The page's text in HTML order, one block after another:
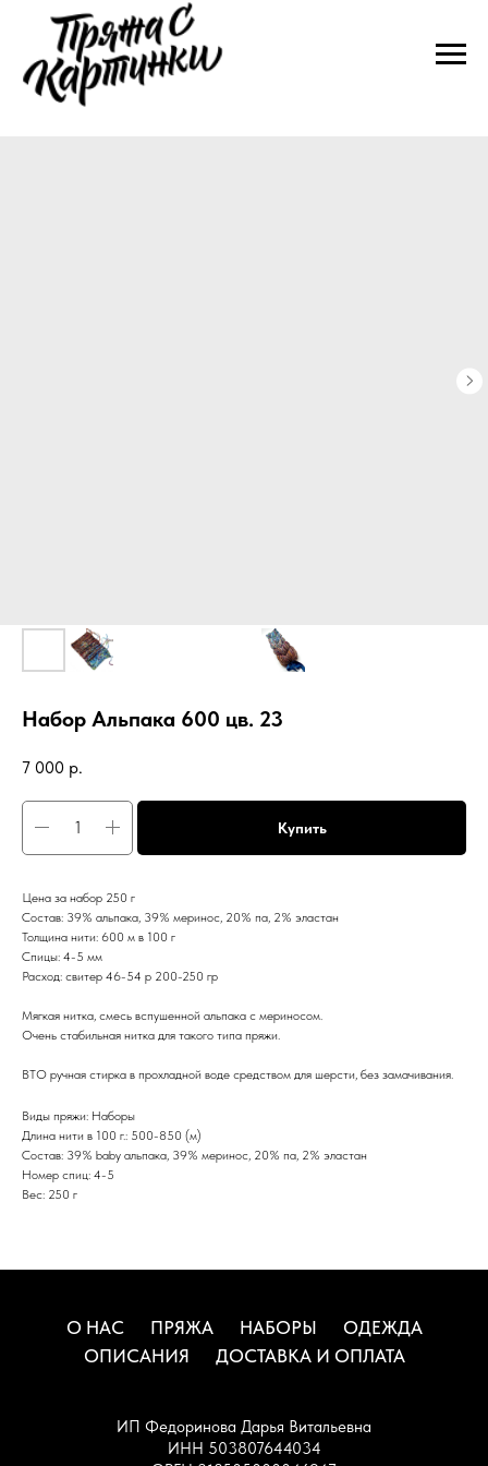
Набор Альпака 600 цв. 23
7 000 р.
Купить
Цена за набор 250 г
Состав: 39% альпака, 39% меринос, 20% па, 2% эластан
Толщина нити: 600 м в 100 г
Спицы: 4-5 мм
Расход: свитер 46-54 р 200-250 гр
Мягкая нитка, смесь вспушенной альпака с мериносом.
Очень стабильная нитка для такого типа пряжи.
ВТО ручная стирка в прохладной воде средством для шерсти, без замачивания.
Виды пряжи: Наборы
Длина нити в 100 г.: 500-850 (м)
Состав: 39% baby альпака, 39% меринос, 20% па, 2% эластан
Номер спиц: 4-5
Вес: 250 г
О НАС ПРЯЖА НАБОРЫ
ОДЕЖДА
ОПИСАНИЯ
ДОСТАВКА И ОПЛАТА
ИП Федоринова Дарья Витальевна
ИНН 503807644034